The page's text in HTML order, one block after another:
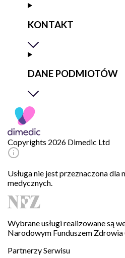
KONTAKT
DANE PODMIOTÓW
Copyrights 2026 Dimedic Ltd
Usługa nie jest przeznaczona dla
medycznych.
Wybrane usługi realizowane są
Narodowym Funduszem
Partnerzy Serwisu